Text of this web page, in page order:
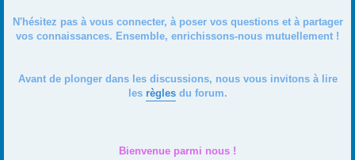
N'hésitez pas à vous connecter, à poser vos questions et à partager
vos connaissances. Ensemble, enrichissons-nous mutuellement !
Avant de plonger dans les discussions, nous vous invitons à lire
les règlesdu forum.
Bienvenue parmi nous !